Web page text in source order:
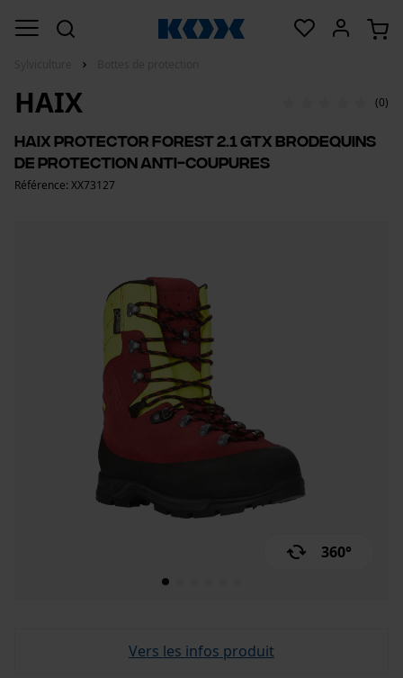
360°
HAIX (0)
Haix Protector Forest 2.1 GTX brodequins
de protection anti-coupures
Référence: XX73127
Vers les infos produit